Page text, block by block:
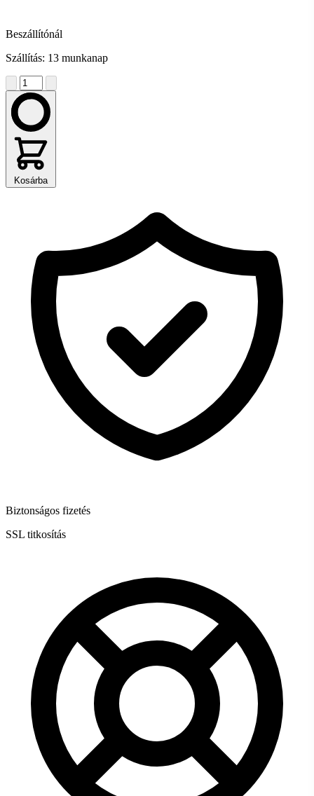
Beszállítónál
Szállítás: 13 munkanap
Kosárba
Biztonságos fizetés
SSL titkosítás